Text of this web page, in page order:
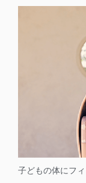
子どもの体にフ